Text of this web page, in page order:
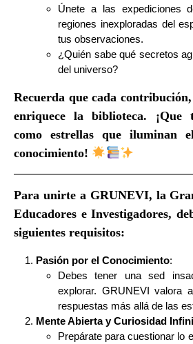
Únete a las expediciones
regiones inexploradas del
tus observaciones.
¿Quién sabe qué secretos
del universo?
Recuerda que cada
enriquece la biblioteca. ¡Que
como estrellas que iluminan
conocimiento!
Para unirte a GRUNEVI, la
Educadores e Investigadores,
siguientes requisitos:
Pasión por el Conocimiento:
Debes tener una sed
explorar. GRUNEVI valora
respuestas más allá de las
Mente Abierta y Curiosidad
Prepárate para cuestionar lo